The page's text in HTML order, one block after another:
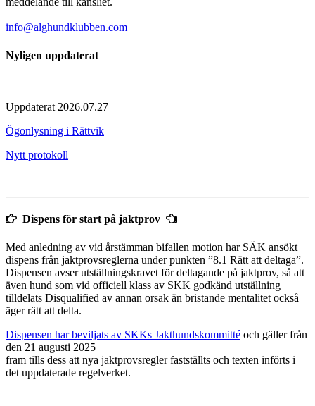
info@alghundklubben.com
Nyligen uppdaterat
Uppdaterat 2026.07.27
Ögonlysning i Rättvik
Nytt protokoll
Dispens för start på jaktprov
Med anledning av vid årstämman bifallen motion har SÄK ansökt
dispens från jaktprovsreglerna under punkten ”8.1 Rätt att deltaga”.
Dispensen avser utställningskravet för deltagande på jaktprov, så att
även hund som vid officiell klass av SKK godkänd utställning
tilldelats Disqualified av annan orsak än bristande mentalitet också
äger rätt att delta.
Dispensen har beviljats av SKKs Jakthundskommitté och gäller från
den 21 augusti 2025
fram tills dess att nya jaktprovsregler fastställts och texten införts i
det uppdaterade regelverket.